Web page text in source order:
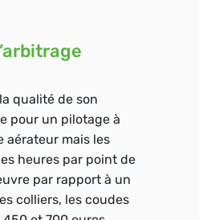
qualité de son
pour un pilotage à
aérateur mais les
heures par point de
par rapport à un
colliers, les coudes